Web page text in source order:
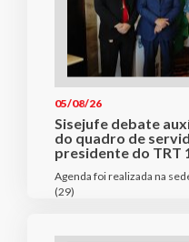
05/08/26
Sisejufe debate
do quadro de
presidente do TRT
Agenda foi realizada na
(29)